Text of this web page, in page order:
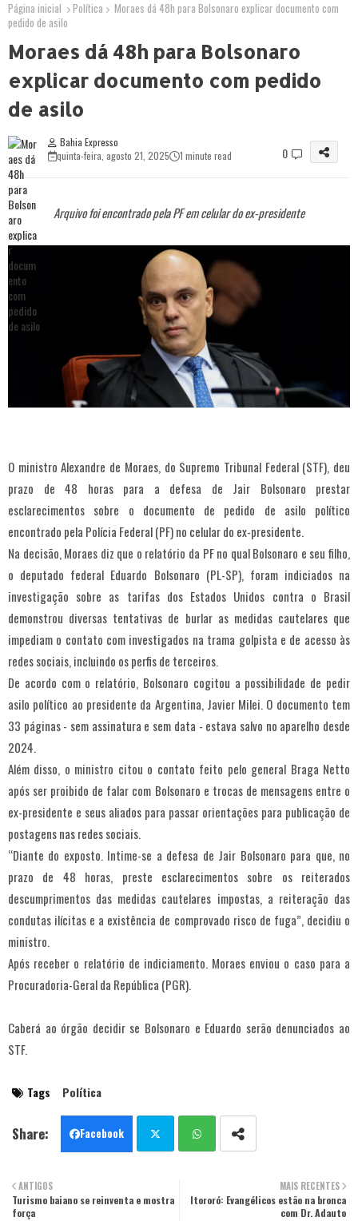
Página inicial Política
Moraes dá 48h para Bolsonaro explicar documento com
pedido de asilo
Moraes dá 48h para Bolsonaro
explicar documento com pedido
de asilo
Bahia Expresso
quinta-feira, agosto 21, 2025
1 minute read 0
Arquivo foi encontrado pela PF em celular do ex-presidente
O ministro Alexandre de Moraes, do Supremo Tribunal Federal (STF), deu
prazo de 48 horas para a defesa de Jair Bolsonaro prestar
esclarecimentos sobre o documento de pedido de asilo político
encontrado pela Polícia Federal (PF) no celular do ex-presidente.
Na decisão, Moraes diz que o relatório da PF no qual Bolsonaro e seu filho,
o deputado federal Eduardo Bolsonaro (PL-SP), foram indiciados na
investigação sobre as tarifas dos Estados Unidos contra o Brasil
demonstrou diversas tentativas de burlar as medidas cautelares que
impediam o contato com investigados na trama golpista e de acesso às
redes sociais, incluindo os perfis de terceiros.
De acordo com o relatório, Bolsonaro cogitou a possibilidade de pedir
asilo político ao presidente da Argentina, Javier Milei. O documento tem
33 páginas - sem assinatura e sem data - estava salvo no aparelho desde
2024.
Além disso, o ministro citou o contato feito pelo general Braga Netto
após ser proibido de falar com Bolsonaro e trocas de mensagens entre o
ex-presidente e seus aliados para passar orientações para publicação de
postagens nas redes sociais.
“Diante do exposto. Intime-se a defesa de Jair Bolsonaro para que, no
prazo de 48 horas, preste esclarecimentos sobre os reiterados
descumprimentos das medidas cautelares impostas, a reiteração das
condutas ilícitas e a existência de comprovado risco de fuga”, decidiu o
ministro.
Após receber o relatório de indiciamento. Moraes enviou o caso para a
Procuradoria-Geral da República (PGR).
Caberá ao órgão decidir se Bolsonaro e Eduardo serão denunciados ao
STF.
Tags Política
Facebook
ter tsa
MAIS RECENTES
Itororó: Evangélicos estão na bronca
com Dr. Adauto
ANTIGOS
Turismo baiano se reinventa e mostra
força